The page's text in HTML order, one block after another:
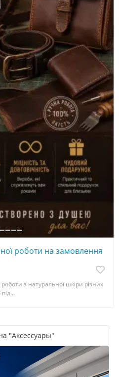
роботи на замовлення
з натуральної шкіри різних
"Аксессуары"